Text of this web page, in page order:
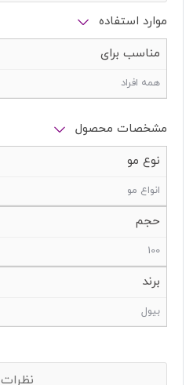
موارد استفاده
مناسب برای
همه افراد
مشخصات محصول
نوع مو
انواع مو
حجم
100
برند
بیول
نظرات